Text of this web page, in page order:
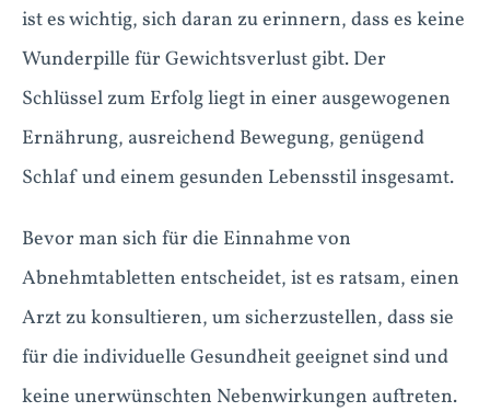
ist es wichtig, sich daran zu erinnern, dass es keine
Wunderpille für Gewichtsverlust gibt. Der
Schlüssel zum Erfolg liegt in einer ausgewogenen
Ernährung, ausreichend Bewegung, genügend
Schlaf und einem gesunden Lebensstil insgesamt.
Bevor man sich für die Einnahme von
Abnehmtabletten entscheidet, ist es ratsam, einen
Arzt zu konsultieren, um sicherzustellen, dass sie
für die individuelle Gesundheit geeignet sind und
keine unerwünschten Nebenwirkungen auftreten.